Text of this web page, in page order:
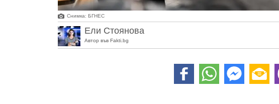
Снимкa: БГНЕС
Ели Стоянова
Автор във Fakti.bg